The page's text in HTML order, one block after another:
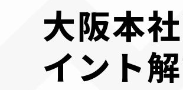
大阪本社
イン ト解